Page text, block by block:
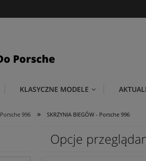
KLASYCZNE MODELE
Porsche 996 » SKRZYNIA BIEGÓW - Porsche 996
Opcje